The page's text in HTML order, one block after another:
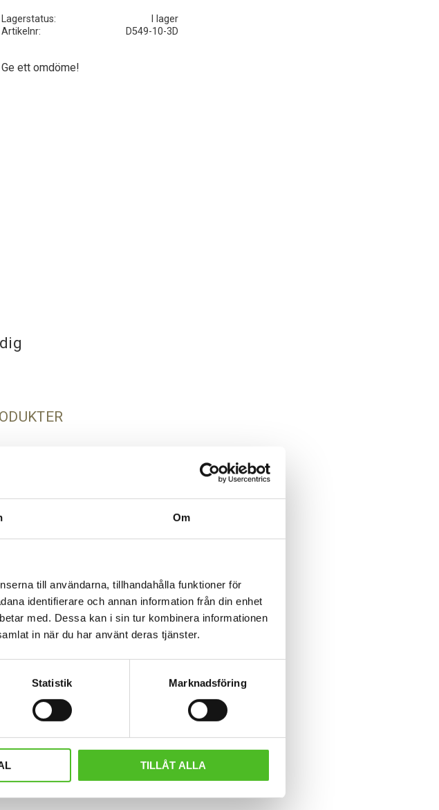
Om
till användarna, tillhandahålla funktioner för
identifierare och annan information från din enhet
med. Dessa kan i sin tur kombinera informationen
in när du har använt deras tjänster.
Statistik Marknadsföring
TILLÅT ALLA
Lagerstatus
I lager
Artikelnr
D549-10-3D
Ge ett omdöme!